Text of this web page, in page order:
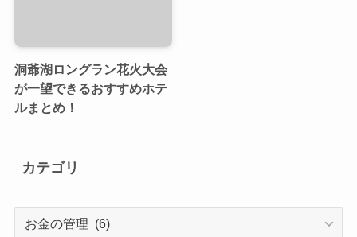
洞爺湖ロングラン花火大会
が一望できるおすすめホテ
ルまとめ！
カテゴリ